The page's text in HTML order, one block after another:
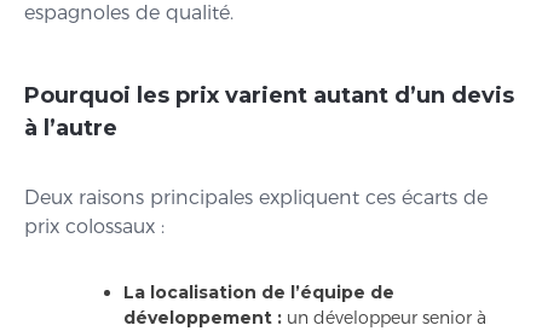
espagnoles de qualité.
Pourquoi les prix varient autant d’un devis
à l’autre
Deux raisons principales expliquent ces écarts de
prix colossaux :
La localisation de l’équipe de
développement : un développeur senior à